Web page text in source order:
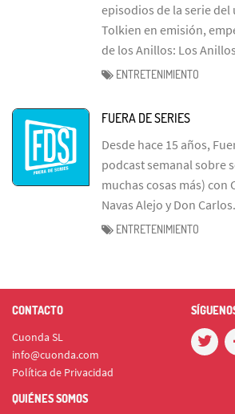
episodios de la serie del
Tolkien en emisión,
de los Anillos: Los
ENTRETENIMIENTO
FUERA DE SERIES
Desde hace 15 años,
podcast semanal sobre
muchas cosas más) con
Navas Alejo y Don Carlos.
ENTRETENIMIENTO
CONTACTO
Cuonda SL
info@cuonda.com
Política de Privacidad
QUIÉNES SOMOS